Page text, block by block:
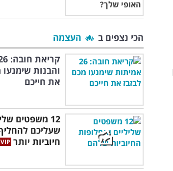
הכי נצפים ב
העצמה
והבנות שימנעו
את חייכם
12 משפטים
שעליכם
חיוביות יותר